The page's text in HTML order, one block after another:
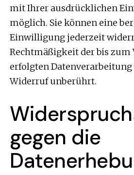
mit Ihrer ausdrücklichen
möglich. Sie können eine
Einwilligung jederzeit
Rechtmäßigkeit der bis zum
erfolgten
Widerruf unberührt.
gegen die